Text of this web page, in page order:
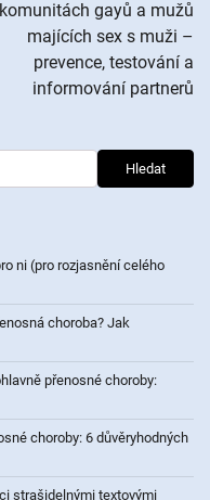
komunitách gayů a mužů
majících sex s muži –
prevence, testování a
informování partnerů
Hledat
ni (pro rozjasnění celého
choroba? Jak
přenosné choroby:
choroby: 6 důvěryhodných
strašidelnými textovými